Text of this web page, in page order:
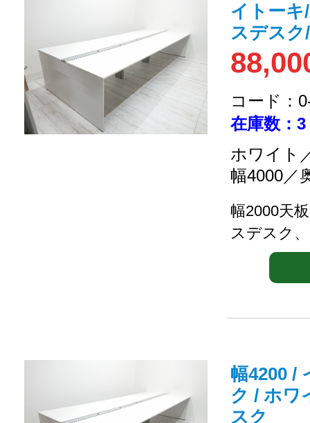
イトー
スデスク
コード：
在庫数：3
ホワイト
幅4000／
幅2000天板
スデスク
幅4200 /
ク / ホワ
スク